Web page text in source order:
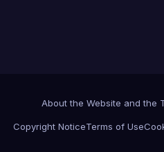
About the Website and the
Copyright NoticeTerms of Use